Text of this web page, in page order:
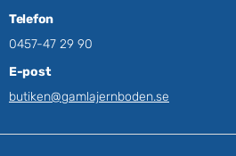
Telefon
0457-47 29 90
E-post
butiken@gamlajernboden.se